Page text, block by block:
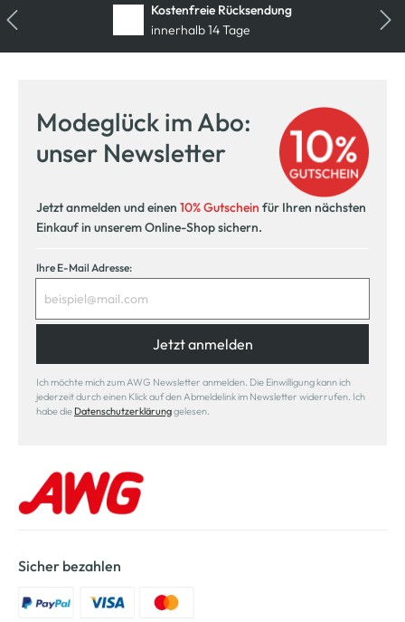
Kostenfreie Rücksendung
innerhalb 14 Tage
Modeglück im Abo:
unser Newsletter
Jetzt anmelden und einen 10% Gutschein für Ihren nächsten
Einkauf in unserem Online-Shop sichern.
Ihre E-Mail Adresse:
Jetzt anmelden
Ich möchte mich zum AWG Newsletter anmelden. Die Einwilligung kann ich
jederzeit durch einen Klick auf den Abmeldelink im Newsletter widerrufen. Ich
habe die Datenschutzerklärunggelesen.
Sicher bezahlen